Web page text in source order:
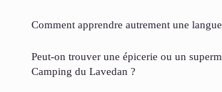
Comment apprendre autrement une
Peut-on trouver une épicerie ou un
Camping du Lavedan ?